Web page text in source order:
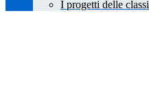
I progetti delle classi